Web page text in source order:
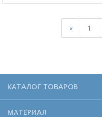
« 1
КАТАЛОГ ТОВАРОВ
МАТЕРИАЛ